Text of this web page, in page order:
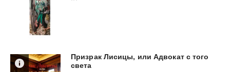
Призрак Лисицы, или Адвокат с того
света